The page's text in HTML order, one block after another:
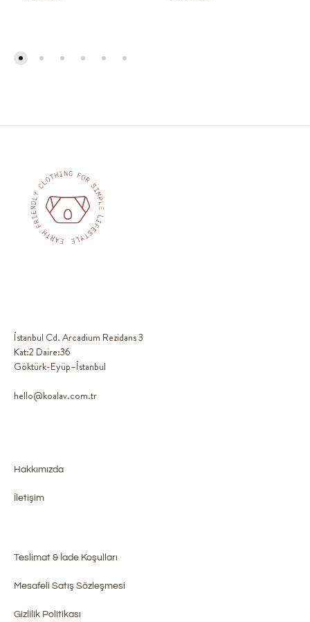
İstanbul Cd. Arcadium Rezidans 3
Kat:2 Daire:36
Göktürk-Eyüp–İstanbul
hello@koalav.com.tr
Hakkımızda
İletişim
Teslimat & İade Koşulları
Mesafeli Satış Sözleşmesi
Gizlilik Politikası